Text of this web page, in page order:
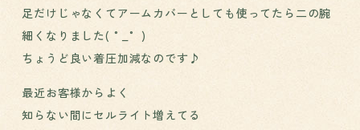
足だけじゃなくてアームカバーとしても使ってたら二の腕
細くなりました( °_° )
ちょうど良い着圧加減なのです♪
最近お客様からよく
知らない間にセルライト増えてる